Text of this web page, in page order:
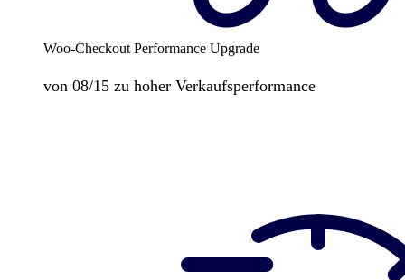
Woo-Checkout Performance Upgrade
von 08/15 zu hoher Verkaufsperformance